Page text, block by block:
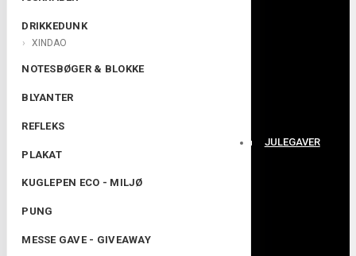
DRIKKEDUNK
XINDAO
NOTESBØGER & BLOKKE
BLYANTER
REFLEKS
PLAKAT
KUGLEPEN ECO - MILJØ
PUNG
MESSE GAVE - GIVEAWAY
JULEGAVER